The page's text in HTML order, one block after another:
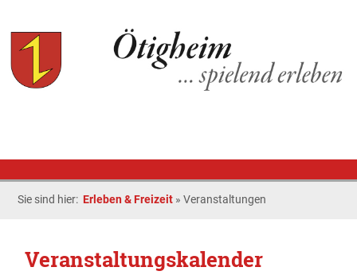
Sie sind hier: Erleben & Freizeit »Veranstaltungen
Veranstaltungskalender